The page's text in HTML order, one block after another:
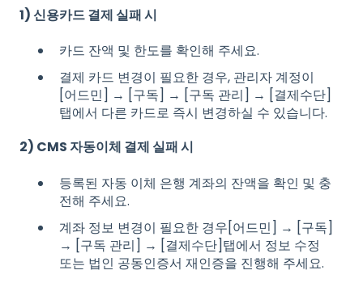
1) 신용카드 결제 실패 시
카드 잔액 및 한도를 확인해 주세요.
결제 카드 변경이 필요한 경우, 관리자 계정이
[어드민] → [구독] → [구독 관리] → [결제수단]
탭에서 다른 카드로 즉시 변경하실 수 있습니다.
2) CMS 자동이체 결제 실패 시
등록된 자동 이체 은행 계좌의 잔액을 확인 및 충
전해 주세요.
계좌 정보 변경이 필요한 경우[어드민] → [구독]
→ [구독 관리] → [결제수단]탭에서 정보 수정
또는 법인 공동인증서 재인증을 진행해 주세요.